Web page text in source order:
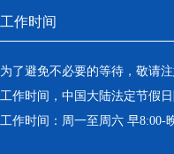
工作时间
为了避免不必要的等待，敬请
工作时间，中国大陆法定节假日
工作时间：周一至周六 早8:00-